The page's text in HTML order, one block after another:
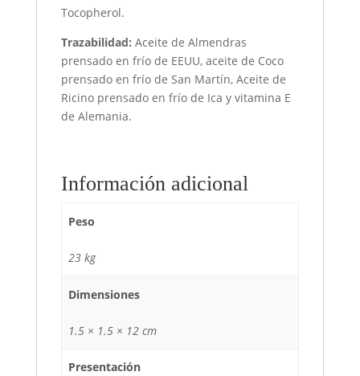
Tocopherol.
Trazabilidad: Aceite de Almendras
prensado en frío de EEUU, aceite de Coco
prensado en frío de San Martín, Aceite de
Ricino prensado en frío de Ica y vitamina E
de Alemania.
Información adicional
Peso
23 kg
Dimensiones
1.5 × 1.5 × 12 cm
Presentación